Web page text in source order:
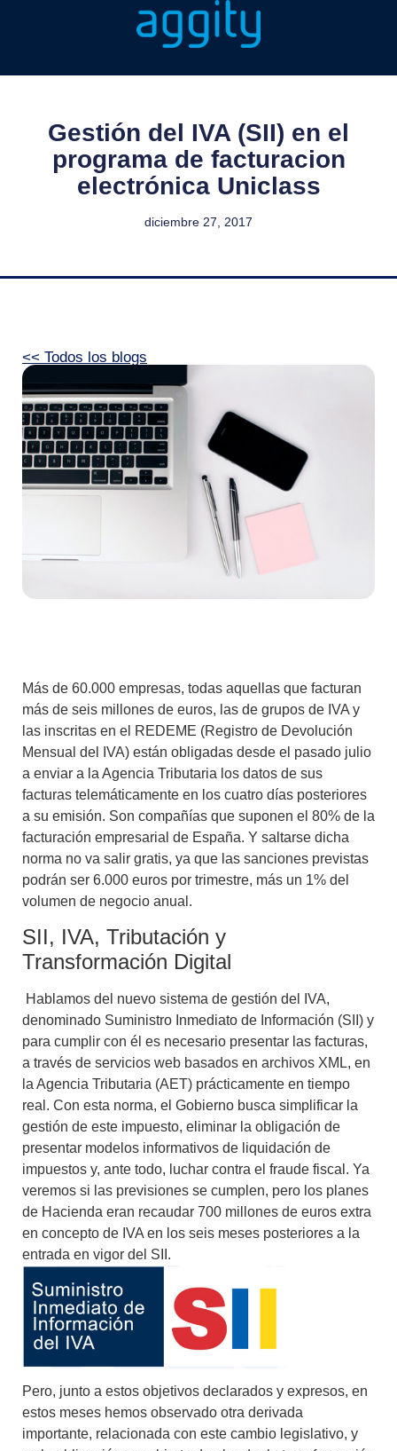
Gestión del IVA (SII) en el
programa de facturacion
electrónica Uniclass
diciembre 27, 2017
<< Todos los blogs
Más de 60.000 empresas, todas aquellas que facturan
más de seis millones de euros, las de grupos de IVA y
las inscritas en el REDEME (Registro de Devolución
Mensual del IVA) están obligadas desde el pasado julio
a enviar a la Agencia Tributaria los datos de sus
facturas telemáticamente en los cuatro días posteriores
a su emisión. Son compañías que suponen el 80% de la
facturación empresarial de España. Y saltarse dicha
norma no va salir gratis, ya que las sanciones previstas
podrán ser 6.000 euros por trimestre, más un 1% del
volumen de negocio anual.
SII, IVA, Tributación y
Transformación Digital
Hablamos del nuevo sistema de gestión del IVA,
denominado Suministro Inmediato de Información (SII) y
para cumplir con él es necesario presentar las facturas,
a través de servicios web basados en archivos XML, en
la Agencia Tributaria (AET) prácticamente en tiempo
real. Con esta norma, el Gobierno busca simplificar la
gestión de este impuesto, eliminar la obligación de
presentar modelos informativos de liquidación de
impuestos y, ante todo, luchar contra el fraude fiscal. Ya
veremos si las previsiones se cumplen, pero los planes
de Hacienda eran recaudar 700 millones de euros extra
en concepto de IVA en los seis meses posteriores a la
entrada en vigor del SII.
Pero, junto a estos objetivos declarados y expresos, en
estos meses hemos observado otra derivada
importante, relacionada con este cambio legislativo, y